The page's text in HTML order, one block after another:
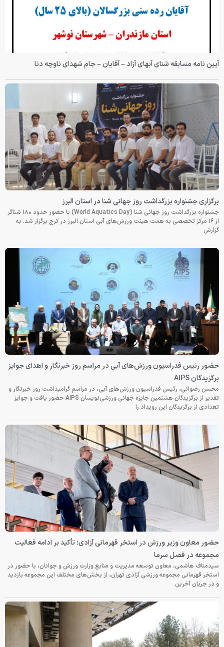
آیین نامه مسابقه شنای آبهای آزاد – آقایان – جام شهدای ناوچه دنا
برگزاری جشنواره بزرگداشت روز جهانی شنا در استان البرز
جشنواره بزرگداشت روز جهانی شنا (World Aquatics Day) با حضور حدود ۱۸۰ شناگر
از ۱۶ مرکز تخصصی به همت هیئت ورزش‌های آبی استان البرز در کرج برگزار شد. به
گزارش
حضور رئیس فدراسیون ورزش‌های آبی در مراسم روز خبرنگار و اهدای جوایز
برگزیدگان AIPS
محسن رضوانی، رئیس فدراسیون ورزش‌های آبی، در مراسم گرامیداشت روز خبرنگار و
تقدیر از برگزیدگان هشتمین جایزه جهانی ورزشی‌نویسان AIPS حضور یافت و جوایز
تعدادی از برگزیدگان این رویداد را
حضور معاون وزیر ورزش در استخر قهرمانی آزادی؛ تأکید بر ادامه فعالیت
مجموعه در فصل سرما
سیدمناف هاشمی، معاون توسعه مدیریت و منابع وزارت ورزش و جوانان، با حضور در
استخر قهرمانی مجموعه ورزشی آزادی تهران، از بخش‌های مختلف این مجموعه بازدید
و در جریان آخرین